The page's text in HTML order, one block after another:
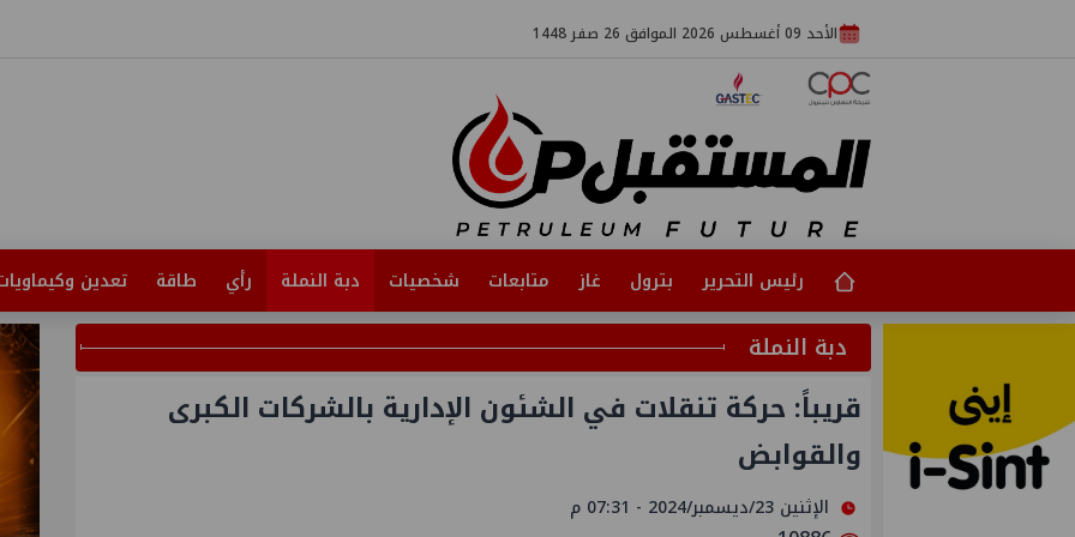
الأحد 09 أغسطس 2026 الموافق 26 صفر 1448
رئيس التحرير بترول غاز متابعات شخصيات دبة النملة رأي طاقة تعدين
دبة النملة
قريباً: حركة تنقلات في الشئون الإدارية بالشركات الكبرى
والقوابض
الإثنين 23/ديسمبر/2024 - 07:31 م